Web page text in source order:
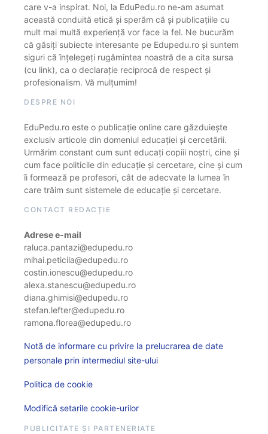
care v-a inspirat. Noi, la EduPedu.ro ne-am asumat
această conduită etică și sperăm că și publicațiile cu
mult mai multă experiență vor face la fel. Ne bucurăm
că găsiți subiecte interesante pe Edupedu.ro și suntem
siguri că înțelegeți rugămintea noastră de a cita sursa
(cu link), ca o declarație reciprocă de respect și
profesionalism. Vă mulțumim!
DESPRE NOI
EduPedu.ro este o publicație online care găzduiește
exclusiv articole din domeniul educației și cercetării.
Urmărim constant cum sunt educați copiii noștri, cine și
cum face politicile din educație și cercetare, cine și cum
îi formează pe profesori, cât de adecvate la lumea în
care trăim sunt sistemele de educație și cercetare.
CONTACT REDACȚIE
Adrese e-mail
raluca.pantazi@edupedu.ro
mihai.peticila@edupedu.ro
costin.ionescu@edupedu.ro
alexa.stanescu@edupedu.ro
diana.ghimisi@edupedu.ro
stefan.lefter@edupedu.ro
ramona.florea@edupedu.ro
Notă de informare cu privire la prelucrarea de date
personale prin intermediul site-ului
Politica de cookie
Modifică setarile cookie-urilor
PUBLICITATE ȘI PARTENERIATE